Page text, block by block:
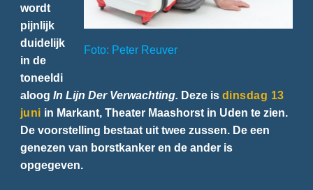
Foto: Peter Reuver
wordt
pijnlijk
duidelijk
in de
toneeldi
aloog In Lijn Der Verwachting. Deze is dinsdag 13
juni in Markant, Theater Maashorst in Uden te zien.
De voorstelling bestaat uit twee zussen. De een
genezen van borstkanker en de ander is
opgegeven.